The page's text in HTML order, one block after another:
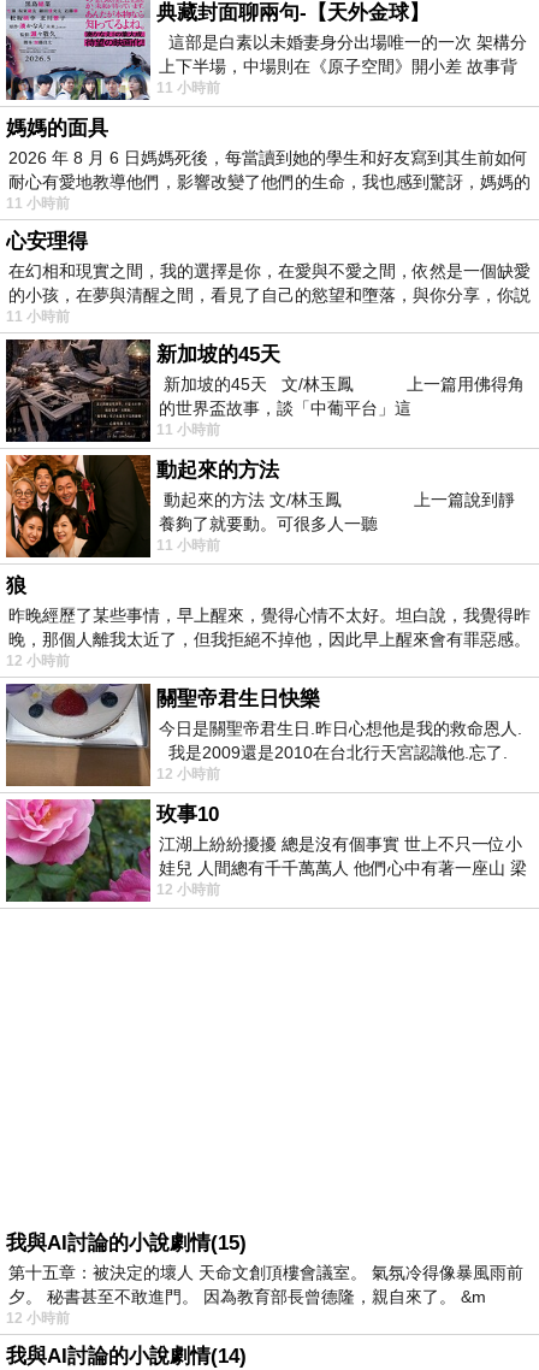
典藏封面聊兩句-【天外金球】
這部是白素以未婚妻身分出場唯一的一次 架構分
上下半場，中場則在《原子空間》開小差 故事背
景影射西藏境外流亡 地下組織
11 小時前
媽媽的面具
2026 年 8 月 6 日媽媽死後，每當讀到她的學生和好友寫到其生前如何
耐心有愛地教導他們，影響改變了他們的生命，我也感到驚訝，媽媽的
11 小時前
心安理得
在幻相和現實之間，我的選擇是你，在愛與不愛之間，依然是一個缺愛
的小孩，在夢與清醒之間，看見了自己的慾望和墮落，與你分享，你説
11 小時前
新加坡的45天
新加坡的45天 文/林玉鳳 上一篇用佛得角
的世界盃故事，談「中葡平台」這
11 小時前
動起來的方法
動起來的方法 文/林玉鳳 上一篇說到靜
養夠了就要動。可很多人一聽
11 小時前
狼
昨晚經歷了某些事情，早上醒來，覺得心情不太好。坦白說，我覺得昨
晚，那個人離我太近了，但我拒絕不掉他，因此早上醒來會有罪惡感。
12 小時前
關聖帝君生日快樂
今日是關聖帝君生日.昨日心想他是我的救命恩人.
我是2009還是2010在台北行天宮認識他.忘了.
一個奇摩交友的網友學
12 小時前
玫事10
江湖上紛紛擾擾 總是沒有個事實 世上不只一位小
娃兒 人間總有千千萬萬人 他們心中有著一座山 梁
山佛山泰華衡恆嵩 一山之高
12 小時前
我與AI討論的小說劇情(15)
第十五章：被決定的壞人 天命文創頂樓會議室。 氣氛冷得像暴風雨前
夕。 秘書甚至不敢進門。 因為教育部長曾德隆，親自來了。 &m
12 小時前
我與AI討論的小說劇情(14)